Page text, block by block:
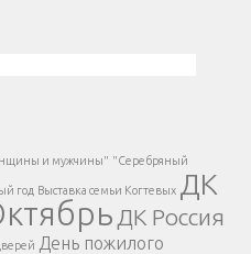
и мужчины" "Серебряный
год Выставка семьи Когтевых ДК
ДК Россия
День пожилого